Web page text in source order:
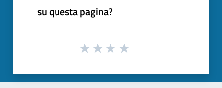
su questa pagina?